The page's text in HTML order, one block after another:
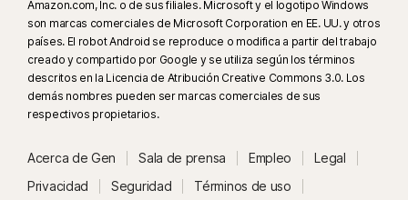
Amazon.com, Inc. o de sus filiales. Microsoft y el logotipo Windows
son marcas comerciales de Microsoft Corporation en EE. UU. y otros
países. El robot Android se reproduce o modifica a partir del trabajo
creado y compartido por Google y se utiliza según los términos
descritos en la Licencia de Atribución Creative Commons 3.0. Los
demás nombres pueden ser marcas comerciales de sus
respectivos propietarios.
Acerca de Gen Sala de prensa Empleo
Legal
Privacidad
Seguridad Términos de uso